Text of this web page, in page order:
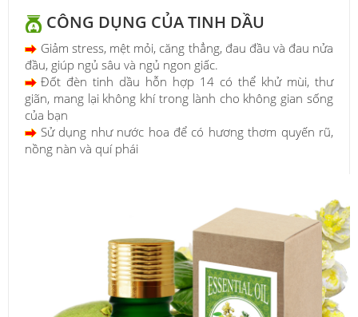
CÔNG DỤNG CỦA TINH DẦU
Giảm stress, mệt mỏi, căng thẳng, đau đầu và đau nửa
đầu, giúp ngủ sâu và ngủ ngon giấc.
Đốt đèn tinh dầu hỗn hợp 14 có thể khử mùi, thư
giãn, mang lại không khí trong lành cho không gian sống
của bạn
Sử dụng như nước hoa để có hương thơm quyến rũ,
nồng nàn và quí phái